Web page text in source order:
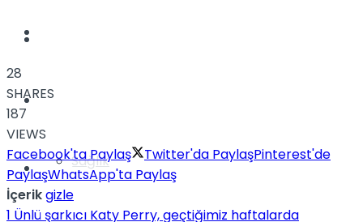
Sağlık
Türkiye
Müzik
28
SHARES
187
VIEWS
Facebook'ta Paylaş
Twitter'da PaylaşPinterest'de
PaylaşWhatsApp'ta Paylaş
İçerikgizle
1 Ünlü şarkıcı Katy Perry, geçtiğimiz haftalarda